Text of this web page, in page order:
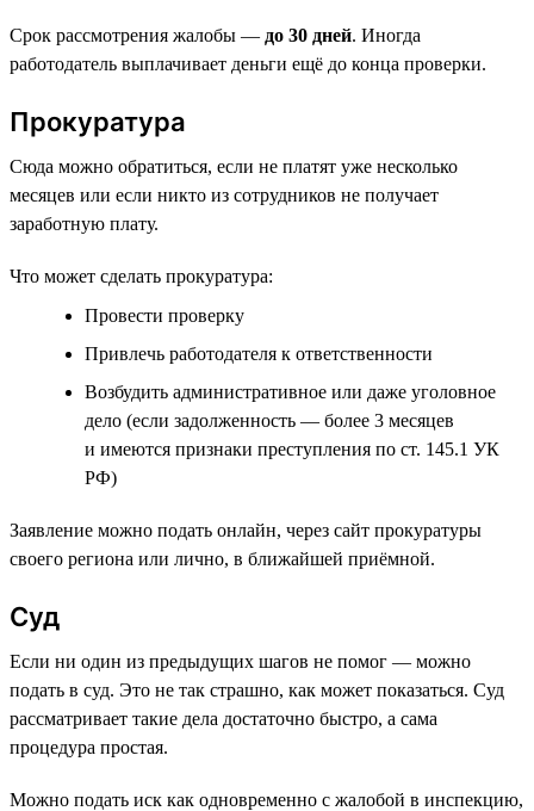
Срок рассмотрения жалобы — до 30 дней. Иногда
работодатель выплачивает деньги ещё до конца проверки.
Прокуратура
Сюда можно обратиться, если не платят уже несколько
месяцев или если никто из сотрудников не получает
заработную плату.
Что может сделать прокуратура:
Провести проверку
Привлечь работодателя к ответственности
Возбудить административное или даже уголовное
дело (если задолженность — более 3 месяцев
и имеются признаки преступления по ст. 145.1 УК
РФ)
Заявление можно подать онлайн, через сайт прокуратуры
своего региона или лично, в ближайшей приёмной.
Суд
Если ни один из предыдущих шагов не помог — можно
подать в суд. Это не так страшно, как может показаться. Суд
рассматривает такие дела достаточно быстро, а сама
процедура простая.
Можно подать иск как одновременно с жалобой в инспекцию,